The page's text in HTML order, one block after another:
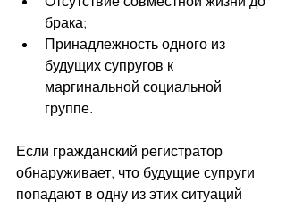
брака;
Принадлежность одного из
будущих супругов к
маргинальной социальной
группе.
Если гражданский регистратор
обнаруживает, что будущие супруги
попадают в одну из этих ситуаций